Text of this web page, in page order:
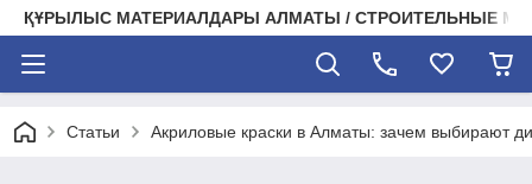
ҚҰРЫЛЫС МАТЕРИАЛДАРЫ АЛМАТЫ / СТРОИТЕЛЬНЫЕ
Статьи Акриловые краски в Алматы: зачем выбирают